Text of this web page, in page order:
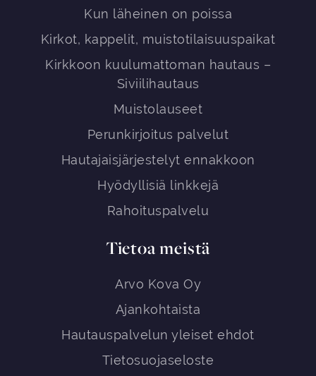
Kun läheinen on poissa
Kirkot, kappelit, muistotilaisuuspaikat
Kirkkoon kuulumattoman hautaus –
Siviilihautaus
Muistolauseet
Perunkirjoitus palvelut
Hautajaisjärjestelyt ennakkoon
Hyödyllisiä linkkejä
Rahoituspalvelu
Tietoa meistä
Arvo Kova Oy
Ajankohtaista
Hautauspalvelun yleiset ehdot
Tietosuojaseloste